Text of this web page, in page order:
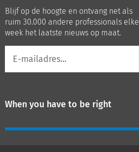
LinkedInYoutube
Blijf op de hoogte en ontvang net als
ruim 30.000 andere professionals elke
week het laatste nieuws op maat.
mailadres
When you have to be right